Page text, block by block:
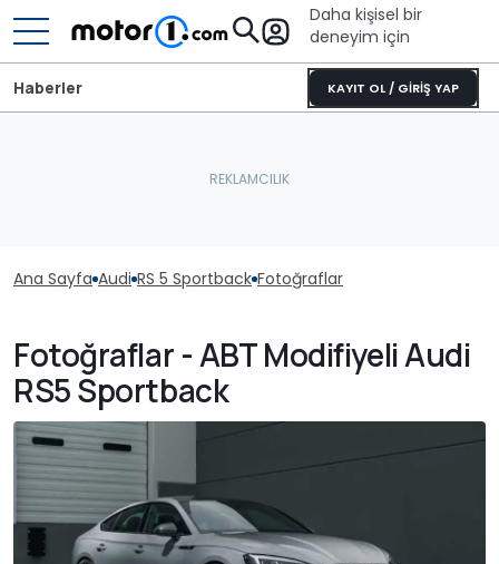
Daha kişisel bir
deneyim için
KAYIT OL / GİRİŞ YAP
Haberler
Ana Sayfa Audi RS 5 Sportback Fotoğraflar
Fotoğraflar - ABT Modifiyeli Audi
RS5 Sportback